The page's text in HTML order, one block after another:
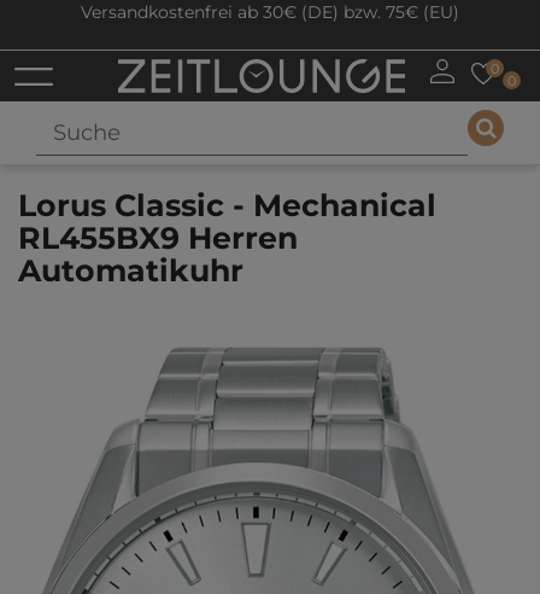
Versandkostenfrei ab 30€ (DE) bzw. 75€ (EU)
0
0
Lorus Classic - Mechanical
RL455BX9 Herren
Automatikuhr